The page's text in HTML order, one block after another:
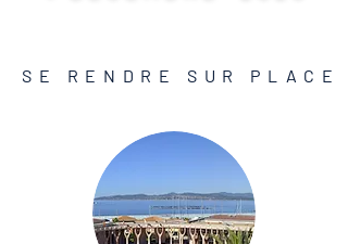
SE RENDRE SUR PLACE